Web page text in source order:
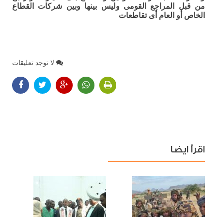
من قبل المراجع القومى وليس بينها وبين شركات القطاع
الخاص أو العام أى تقاطعات
لا توجد تعليقات
اقرأ ايضا